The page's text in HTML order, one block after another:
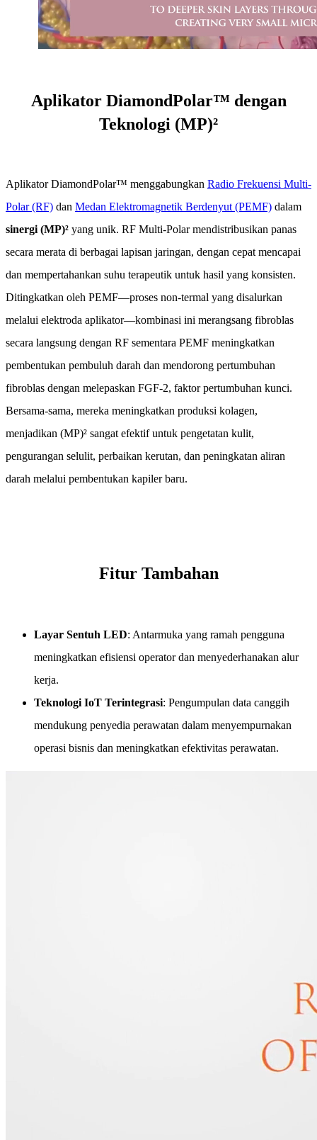
Aplikator DiamondPolar™ dengan
Teknologi (MP)²
Aplikator DiamondPolar™ menggabungkan Radio Frekuensi Multi-
Polar (RF) dan Medan Elektromagnetik Berdenyut (PEMF) dalam
sinergi (MP)² yang unik. RF Multi-Polar mendistribusikan panas
secara merata di berbagai lapisan jaringan, dengan cepat mencapai
dan mempertahankan suhu terapeutik untuk hasil yang konsisten.
Ditingkatkan oleh PEMF—proses non-termal yang disalurkan
melalui elektroda aplikator—kombinasi ini merangsang fibroblas
secara langsung dengan RF sementara PEMF meningkatkan
pembentukan pembuluh darah dan mendorong pertumbuhan
fibroblas dengan melepaskan FGF-2, faktor pertumbuhan kunci.
Bersama-sama, mereka meningkatkan produksi kolagen,
menjadikan (MP)² sangat efektif untuk pengetatan kulit,
pengurangan selulit, perbaikan kerutan, dan peningkatan aliran
darah melalui pembentukan kapiler baru.
Fitur Tambahan
Layar Sentuh LED: Antarmuka yang ramah pengguna
meningkatkan efisiensi operator dan menyederhanakan alur
kerja.
Teknologi IoT Terintegrasi: Pengumpulan data canggih
mendukung penyedia perawatan dalam menyempurnakan
operasi bisnis dan meningkatkan efektivitas perawatan.